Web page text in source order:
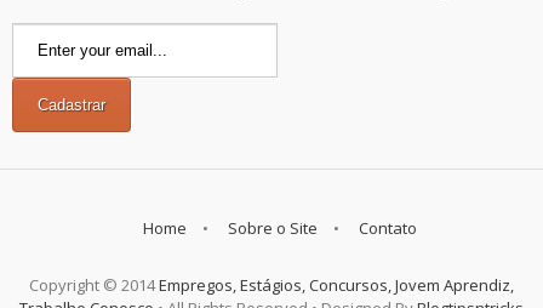
Home Sobre o Site Contato
Copyright © 2014Empregos, Estágios, Concursos, Jovem Aprendiz,